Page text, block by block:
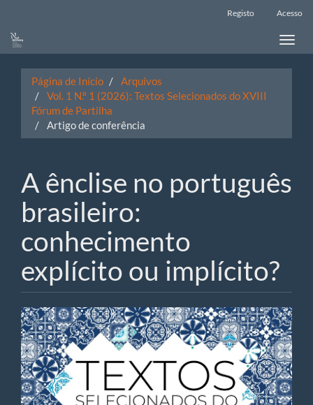
Registo Acesso
Toggle
Página de Início
Arquivos
Vol. 1 N.º 1 (2026): Textos Selecionados do XVIII
Fórum de Partilha
Artigo de conferência
A ênclise no português
brasileiro:
conhecimento
explícito ou implícito?
Article
Sidebar